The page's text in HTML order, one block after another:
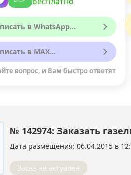
в WhatsApp...
в MAX...
вопрос, и Вам быстро ответят
№ 142974: Заказать
Дата размещения: 06.04.2015 в
Заказ не актуален